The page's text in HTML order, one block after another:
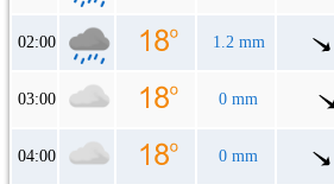
02:00 1.2 mm
03:00 0 mm
04:00 0 mm